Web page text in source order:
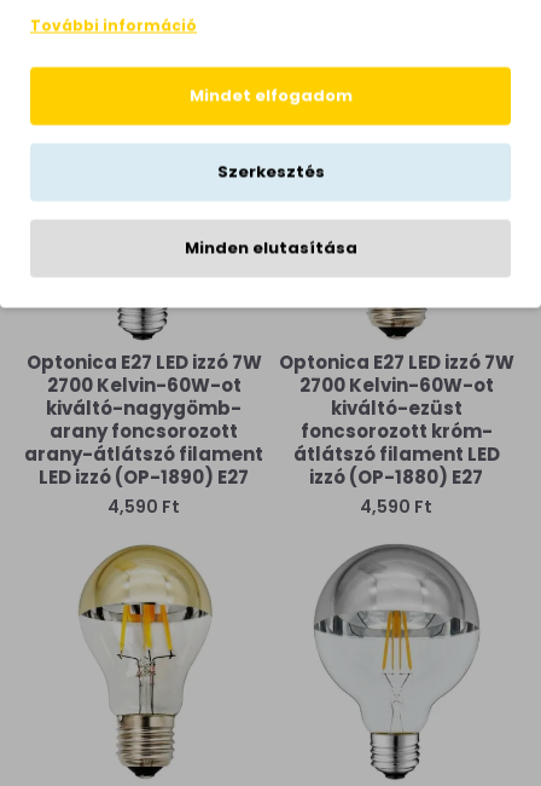
átlátszó filament LED
izzó (1893) E27
3,200 Ft 4,590 Ft
Optonica E27 LED izzó 7W
2700 Kelvin-60W-ot
kiváltó-nagygömb-
arany foncsorozott
arany-átlátszó filament
LED izzó (OP-1890) E27
4,590 Ft
Optonica E27 LED izzó 7W
2700 Kelvin-60W-ot
kiváltó-ezüst
foncsorozott króm-
átlátszó filament LED
izzó (OP-1880) E27
4,590 Ft
További információ
Mindet elfogadom
Szerkesztés
Minden elutasítása